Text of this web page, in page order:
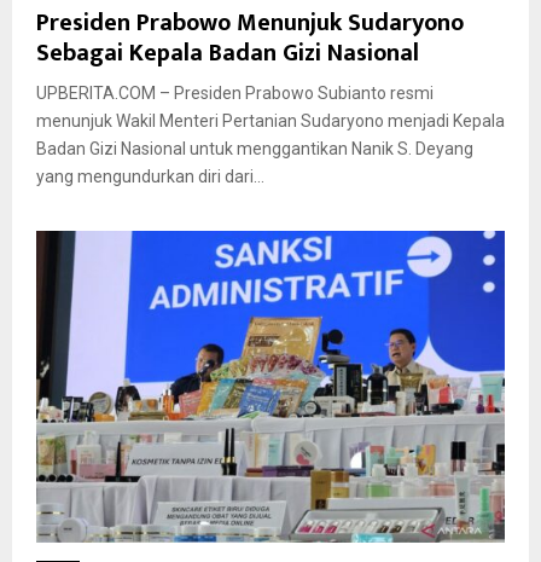
Presiden Prabowo Menunjuk Sudaryono
Sebagai Kepala Badan Gizi Nasional
UPBERITA.COM – Presiden Prabowo Subianto resmi
menunjuk Wakil Menteri Pertanian Sudaryono menjadi Kepala
Badan Gizi Nasional untuk menggantikan Nanik S. Deyang
yang mengundurkan diri dari...